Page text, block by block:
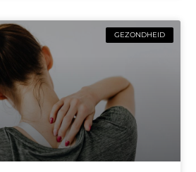
GEZONDHEID